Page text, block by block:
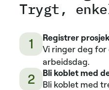
Trygt,
1
Registrer
Vi ringer deg for
arbeidsdag.
2
Bli koblet med
Bli koblet med